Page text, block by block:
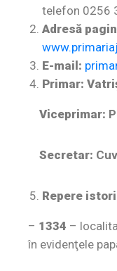
telefon 0256
Adresă
E-mail:
Primar:
Viceprimar:
Secretar:
Repere
– 1334 –
în evidenţele